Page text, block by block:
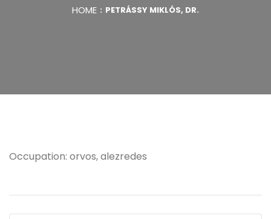
HOME PETRÁSSY MIKLÓS, DR.
Occupation: orvos, alezredes